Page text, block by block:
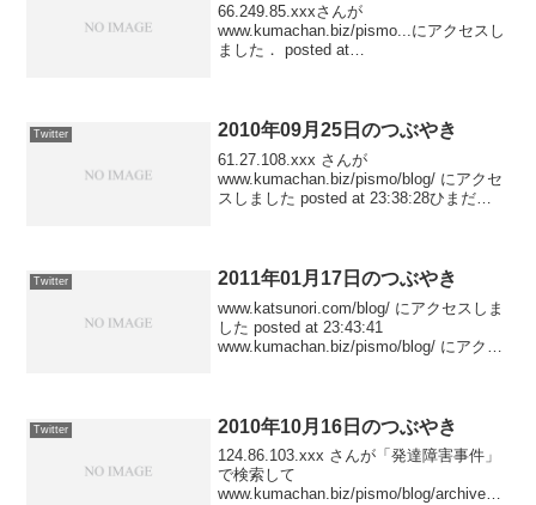
66.249.85.xxxさんが
www.kumachan.biz/pismo...にアクセスし
ました． posted at
Twitter 2010年09月25日のつぶやき
61.27.108.xxx さんが
www.kumachan.biz/pismo/blog/ にアクセ
スしました posted at 23:38:28ひまだ
Twitter 2011年01月17日のつぶやき
www.katsunori.com/blog/ にアクセスしま
した posted at 23:43:41
www.kumachan.biz/pismo/blog/ にアクセ
Twitter 2010年10月16日のつぶやき
124.86.103.xxx さんが「発達障害事件」
で検索して
www.kumachan.biz/pismo/blog/archives/2